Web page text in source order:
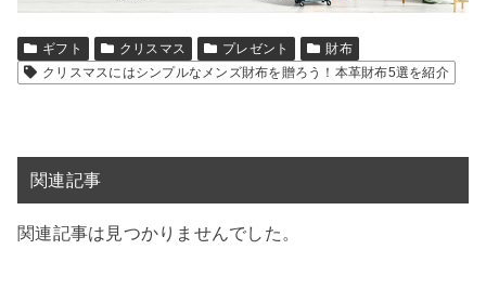
ギフト クリスマス プレゼント
財布
クリスマスにはシンプルなメンズ財布を贈ろう！本革財布5選を紹介
関連記事
関連記事は見つかりませんでした。